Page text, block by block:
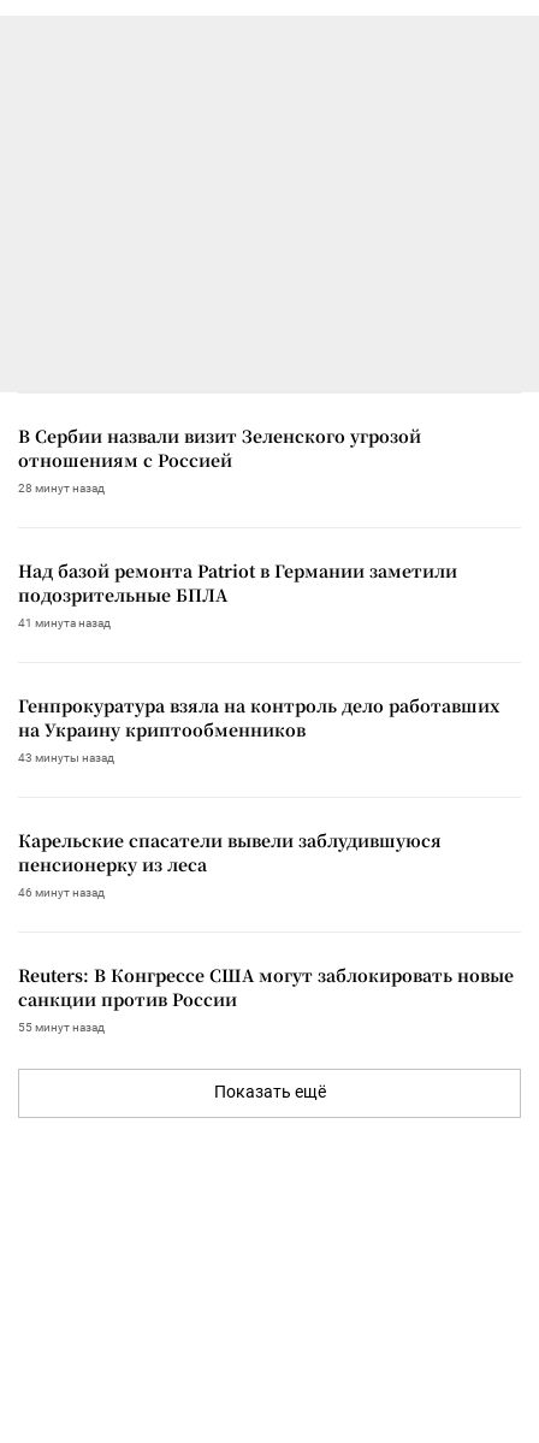
В Сербии назвали визит Зеленского угрозой
отношениям с Россией
28 минут назад
Над базой ремонта Patriot в Германии заметили
подозрительные БПЛА
41 минута назад
Генпрокуратура взяла на контроль дело работавших
на Украину криптообменников
43 минуты назад
Карельские спасатели вывели заблудившуюся
пенсионерку из леса
46 минут назад
Reuters: В Конгрессе США могут заблокировать новые
санкции против России
55 минут назад
Показать ещё